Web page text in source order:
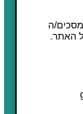
ה
האתר.